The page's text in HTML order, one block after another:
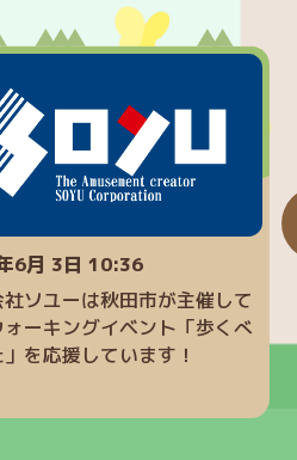
6月 3日 10:36
ソユーは秋田市が主催して
ォーキングイベント「歩くべ
を応援しています！